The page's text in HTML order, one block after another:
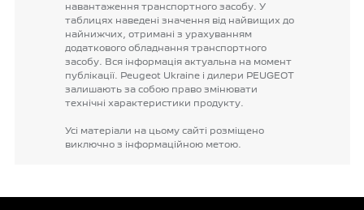
навантаження транспортного засобу. У
таблицях наведені значення від найвищих до
найнижчих, отримані з урахуванням
додаткового обладнання транспортного
засобу. Вся інформація актуальна на момент
публікації. Peugeot Ukraine і дилери PEUGEOT
залишають за собою право змінювати
технічні характеристики продукту.
Усі матеріали на цьому сайті розміщено
виключно з інформаційною метою.